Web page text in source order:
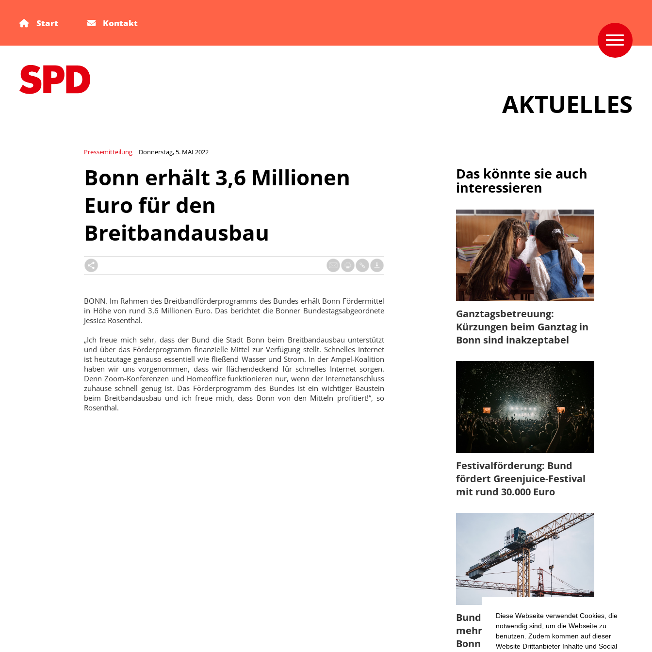
Diese Webseite verwendet Cookies, die
notwendig sind, um die Webseite zu
benutzen. Zudem kommen auf dieser
Website Drittanbieter Inhalte und Social
Start Kontakt
AKTUELLES
Pressemitteilung Donnerstag, 5. MAI 2022
Bonn erhält 3,6 Millionen
Euro für den
Breitbandausbau
BONN. Im Rahmen des Breitbandförderprogramms des Bundes erhält Bonn Fördermittel
in Höhe von rund 3,6 Millionen Euro. Das berichtet die Bonner Bundestagsabgeordnete
Jessica Rosenthal.
„Ich freue mich sehr, dass der Bund die Stadt Bonn beim Breitbandausbau unterstützt
und über das Förderprogramm finanzielle Mittel zur Verfügung stellt. Schnelles Internet
ist heutzutage genauso essentiell wie fließend Wasser und Strom. In der Ampel-Koalition
haben wir uns vorgenommen, dass wir flächendeckend für schnelles Internet sorgen.
Denn Zoom-Konferenzen und Homeoffice funktionieren nur, wenn der Internetanschluss
zuhause schnell genug ist. Das Förderprogramm des Bundes ist ein wichtiger Baustein
beim Breitbandausbau und ich freue mich, dass Bonn von den Mitteln profitiert!“, so
Rosenthal.
Das könnte sie auch
interessieren
Ganztagsbetreuung:
Kürzungen beim Ganztag in
Bonn sind inakzeptabel
Festivalförderung: Bund
fördert Greenjuice-Festival
mit rund 30.000 Euro
Bund fördert Projekt für
mehr Wohnraumflächen in
Bonn